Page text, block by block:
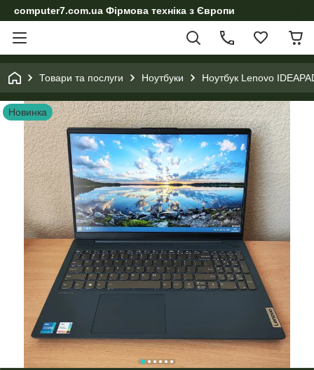
computer7.com.ua Фірмова техніка з Європи
Товари та послуги Ноутбуки Ноутбук Lenovo
Новинка